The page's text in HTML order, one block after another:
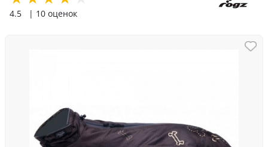
4.5 | 10 оценок